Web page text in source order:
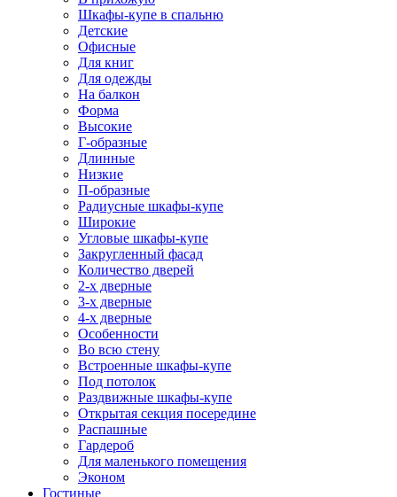
Шкафы-купе в спальню
Детские
Офисные
Для книг
Для одежды
На балкон
Форма
Высокие
Г-образные
Длинные
Низкие
П-образные
Радиусные шкафы-купе
Широкие
Угловые шкафы-купе
Закругленный фасад
Количество дверей
2-х дверные
3-х дверные
4-х дверные
Особенности
Во всю стену
Встроенные шкафы-купе
Под потолок
Раздвижные шкафы-купе
Открытая секция посередине
Распашные
Гардероб
Для маленького помещения
Эконом
Гостиные